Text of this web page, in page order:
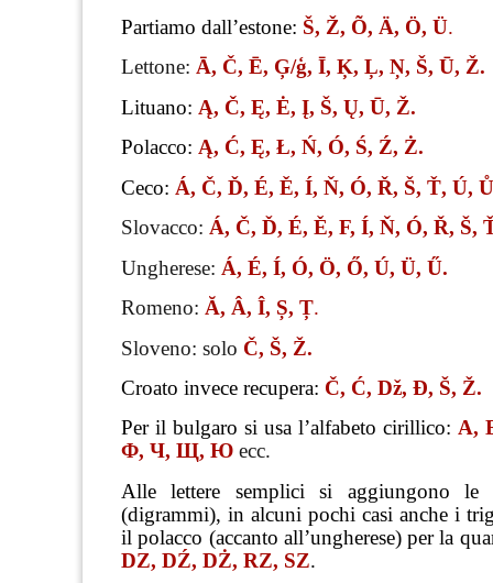
Partiamo dall’estone: Š, Ž, Õ, Ä, Ö, Ü.
Lettone: Ā, Č, Ē, Ģ/ģ, Ī, Ķ, Ļ, Ņ, Š, Ū, Ž.
Lituano: Ą, Č, Ę, Ė, Į, Š, Ų, Ū, Ž.
Polacco: Ą, Ć, Ę, Ł, Ń, Ó, Ś, Ź, Ż.
Ceco: Á, Č, Ď, É, Ě, Í, Ň, Ó, Ř, Š, Ť, Ú,
Slovacco: Á, Č, Ď, É, Ě, F, Í, Ň, Ó, Ř, Š,
Ungherese: Á, É, Í, Ó, Ö, Ő, Ú, Ü, Ű.
Romeno: Ă, Â, Î, Ș, Ț.
Sloveno: solo Č, Š, Ž.
Croato invece recupera: Č, Ć, Dž, Đ, Š, Ž.
Per il bulgaro si usa l’alfabeto cirillico: А,
Ф, Ч, Щ, Ю ecc.
Alle lettere semplici si aggiungono le
(digrammi), in alcuni pochi casi anche i
il polacco (accanto all’ungherese) per la
DZ, DŹ, DŻ, RZ, SZ.